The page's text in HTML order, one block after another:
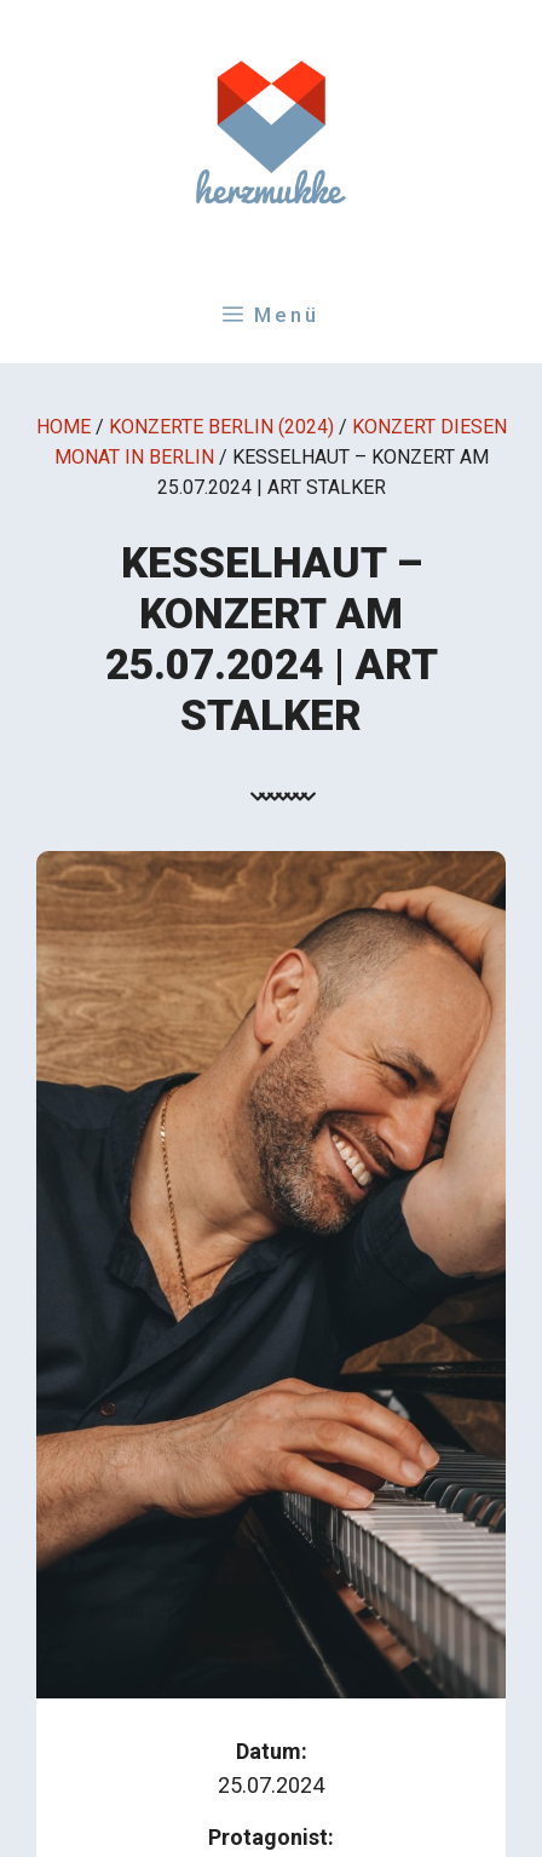
Menü
HOME / KONZERTE BERLIN (2024) / KONZERT DIESEN
MONAT IN BERLIN / KESSELHAUT – KONZERT AM
25.07.2024 | ART STALKER
KESSELHAUT –
KONZERT AM
25.07.2024 | ART
STALKER
Datum:
25.07.2024
Protagonist: